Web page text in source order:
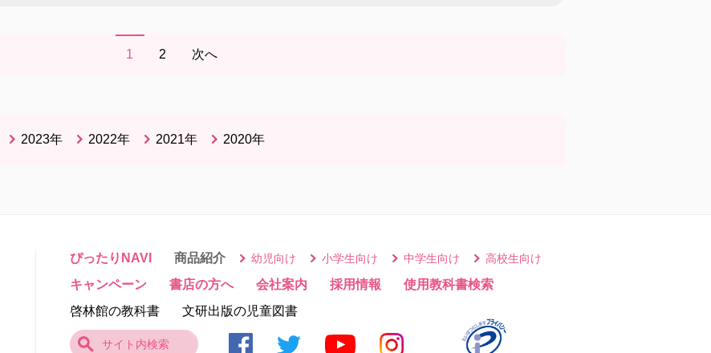
1 2 次へ
2023年 2022年 2021年 2020年
ぴったりNAVI 商品紹介 幼児向け 小学生向け 中学生向け 高校生向け
キャンペーン 書店の方へ 会社案内 採用情報
使用教科書検索
啓林館の教科書
文研出版の児童図書